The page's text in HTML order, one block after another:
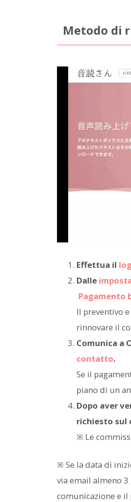
Metodo di
Effettua il
Dalle
Pagamento
Il preventivo
rinnovare il
Comunica a
contatto.
Se il
piano di un
Dopo aver
richiesto sul
※ Le
※ Se la data di
via email almeno
comunicazione e